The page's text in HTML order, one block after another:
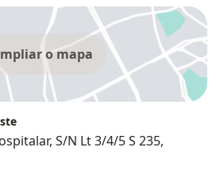
o mapa
S/N Lt 3/4/5 S 235,